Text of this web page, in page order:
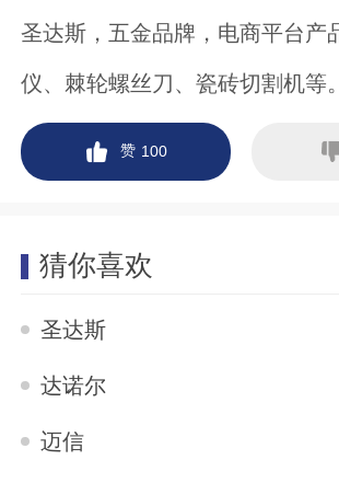
圣达斯，五金品牌，电商平台产
仪、棘轮螺丝刀、瓷砖切割机等。
赞 100
猜你喜欢
圣达斯
达诺尔
迈信